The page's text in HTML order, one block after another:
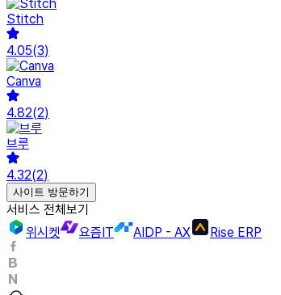
Stitch
4.05(3)
Canva
4.82(2)
브루
4.32(2)
사이트 방문하기
서비스 전체보기
위시켓
요즘IT AIDP - AX Rise ERP